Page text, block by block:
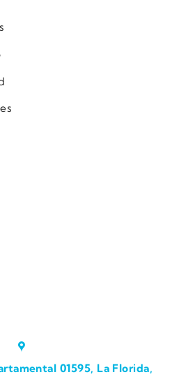
01595, La Florida,